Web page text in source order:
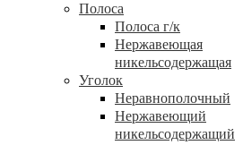
Полоса
Полоса г/к
Нержавеющая
никельсодержащая
Уголок
Неравнополочный
Нержавеющий
никельсодержащий